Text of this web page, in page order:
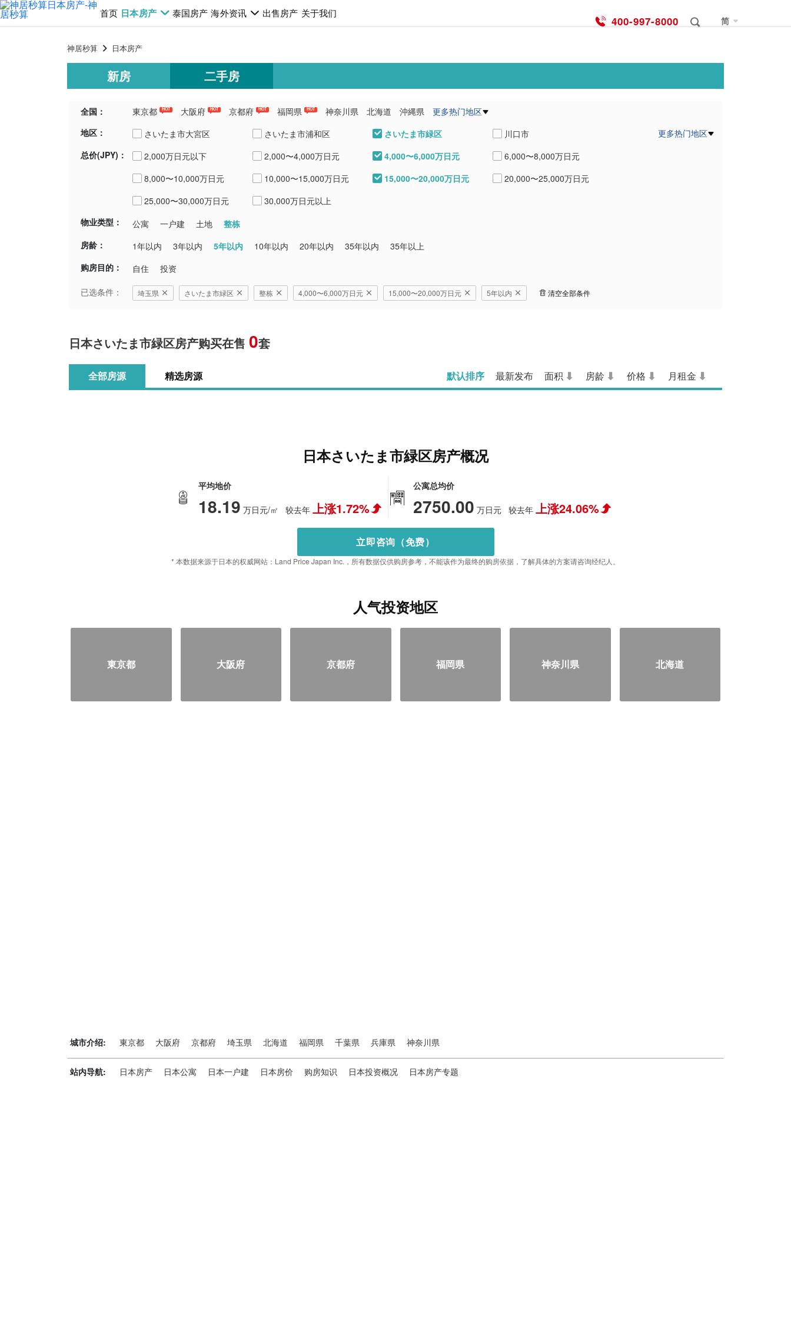
400-997-8000 简
首页 日本房产 泰国房产 海外资讯 出售房产 关于我们
神居秒算 日本房产
新房 二手房
全国： 東京都 HOT 大阪府 HOT 京都府 HOT 福岡県 HOT 神奈川県 北海道 沖縄県
更多热门地区
千葉県
埼玉県 青森県 新潟県 愛知県 熊本県
地区： さいたま市大宮区 さいたま市浦和区 さいたま市緑区
川口市
所沢市
鴻巣市 蕨市
戸田市
入間市
八潮市 北葛飾郡杉戸町
更多热门地区
总价(JPY)：
2,000万日元以下 2,000〜4,000万日元 4,000〜6,000万日元
6,000〜8,000万日元
8,000〜10,000万日元
10,000〜15,000万日元 15,000〜20,000万日元
20,000〜25,000万日元
25,000〜30,000万日元
30,000万日元以上
物业类型：
公寓 一户建 土地
整栋
房龄：
1年以内 3年以内 5年以内 10年以内 20年以内 35年以内
35年以上
购房目的：
自住
投资
已选条件：
埼玉県 さいたま市緑区 整栋 4,000〜6,000万日元 15,000〜20,000万日元 5年以内 清空全部条件
日本さいたま市緑区房产购买在售 0套
全部房源 精选房源 默认排序 最新发布 面积 房龄 价格 月租金
日本さいたま市緑区房产概况
平均地价
18.19 万日元/㎡ 较去年 上涨1.72%
公寓总均价
2750.00 万日元 较去年 上涨24.06%
立即咨询（免费）
* 本数据来源于日本的权威网站：Land Price Japan Inc.，所有数据仅供购房参考，不能该作为最终的购房依据，了解具体的方案请咨询经纪人。
人气投资地区
東京都 大阪府 京都府 福岡県 神奈川県 北海道
城市介绍: 東京都 大阪府 京都府 埼玉県 北海道 福岡県 千葉県 兵庫県 神奈川県
站内导航: 日本房产 日本公寓 日本一户建 日本房价 购房知识 日本投资概况 日本房产专题